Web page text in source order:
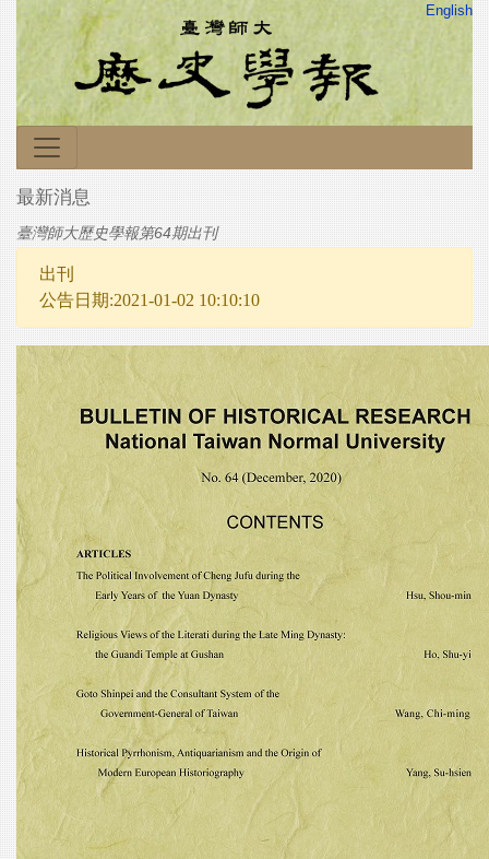
English
最新消息
臺灣師大歷史學報第64期出刊
出刊
公告日期:2021-01-02 10:10:10